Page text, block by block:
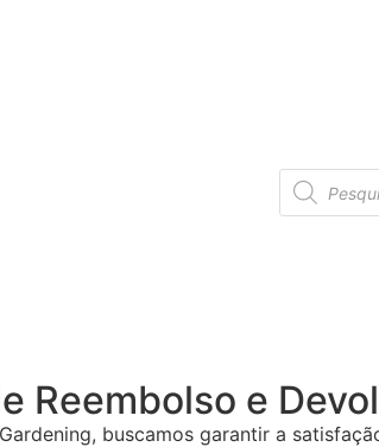
Reembolso e
buscamos garantir a